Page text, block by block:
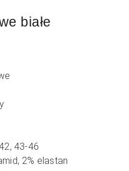
białe
43-46
2% elastan